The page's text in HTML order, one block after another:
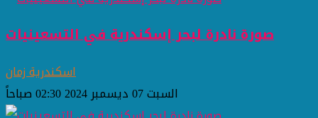
صورة نادرة لبحر إسكندرية في التسعينيات
اسكندرية زمان
السبت 07 ديسمبر 2024 02:30 صباحاً